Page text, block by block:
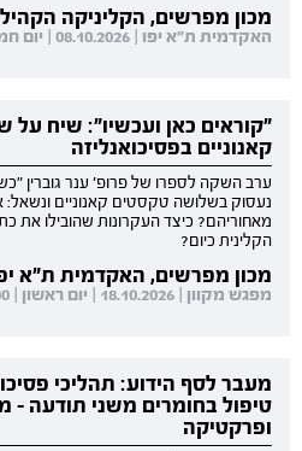
מכון מפרשים, הקליניקה
האקדמית ת"א יפו | 08.10.2026 | יום חמישי | 09:00-13:00
"קוראים כאן ועכשיו": שיח על
קאנוניים בפסיכואנליזה
ערב השקה לספרו של פרופ' ענר גוברין
נעסוק בשלושה טקסטים קאנוניים ונשאל:
מאחוריהם? כיצד העקרונות שהובילו את
הקלינית כיום?
מכון מפרשים, האקדמית ת"א
מפגש מקוון | 18.10.2026 | יום ראשון | 19:30-21:00
מעבר לסף הידוע: תהליכי
טיפול בחומרים משני תודעה -
ופרקטיקה